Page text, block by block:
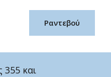
Ραντεβού
355 και